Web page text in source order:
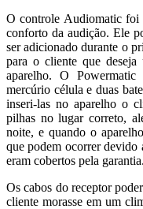
O controle Audiomatic foi
conforto da audição. Ele
ser adicionado durante o
para o cliente que
aparelho. O
mercúrio célula e duas
inseri-las no aparelho o
pilhas no lugar correto,
noite, e quando o
que podem ocorrer devido
eram cobertos pela garantia.
Os cabos do receptor
cliente morasse em um